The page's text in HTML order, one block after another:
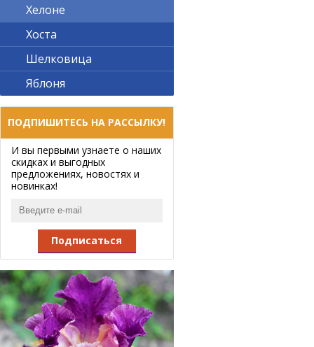
Хелоне
Хоста
Шелковица
Яблоня
ПОДПИШИТЕСЬ НА РАССЫЛКУ!
И вы первыми узнаете о наших
скидках и выгодных
предложениях, новостях и
новинках!
Подписаться